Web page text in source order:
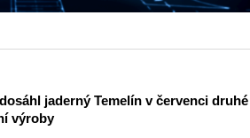
jaderný Temelín v červenci druhé
výroby